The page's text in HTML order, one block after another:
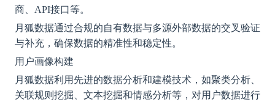
商、API接口等。
月狐数据通过合规的自有数据与多源外部数据的交叉验证
与补充，确保数据的精准性和稳定性。
用户画像构建
月狐数据利用先进的数据分析和建模技术，如聚类分析、
关联规则挖掘、文本挖掘和情感分析等，对用户数据进行